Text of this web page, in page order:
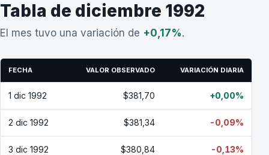
Tabla de diciembre 1992
El mes tuvo una variación de +0,17%.
FECHA VALOR OBSERVADO VARIACIÓN DIARIA
1 dic 1992 $381,70 +0,00%
2 dic 1992 $381,34 -0,09%
3 dic 1992 $380,84 -0,13%